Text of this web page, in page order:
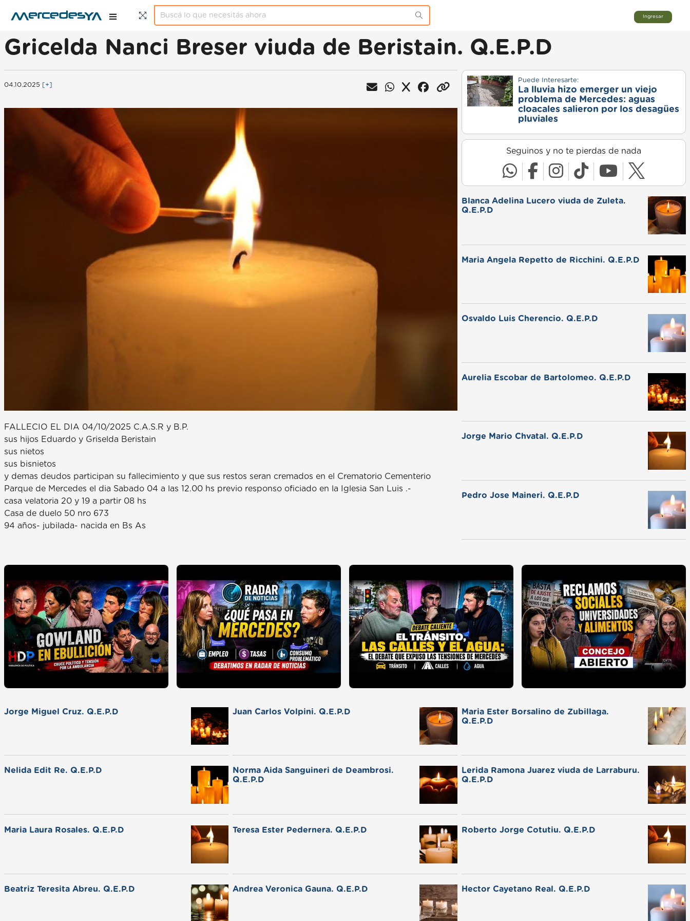
Ingresar
Gricelda Nanci Breser viuda de Beristain. Q.E.P.D
04.10.2025 [+]
FALLECIO EL DIA 04/10/2025 C.A.S.R y B.P.
sus hijos Eduardo y Griselda Beristain
sus nietos
sus bisnietos
y demas deudos participan su fallecimiento y que sus restos seran cremados en el Crematorio Cementerio
Parque de Mercedes el dia Sabado 04 a las 12.00 hs previo responso oficiado en la Iglesia San Luis .-
casa velatoria 20 y 19 a partir 08 hs
Casa de duelo 50 nro 673
94 años- jubilada- nacida en Bs As
Puede Interesarte:
La lluvia hizo emerger un viejo
problema de Mercedes: aguas
cloacales salieron por los desagües
pluviales
Seguinos y no te pierdas de nada
Blanca Adelina Lucero viuda de Zuleta.
Q.E.P.D
Maria Angela Repetto de Ricchini. Q.E.P.D
Osvaldo Luis Cherencio. Q.E.P.D
Aurelia Escobar de Bartolomeo. Q.E.P.D
Jorge Mario Chvatal. Q.E.P.D
Pedro Jose Maineri. Q.E.P.D
Jorge Miguel Cruz. Q.E.P.D Juan Carlos Volpini. Q.E.P.D
Maria Ester Borsalino de Zubillaga.
Q.E.P.D
Nelida Edit Re. Q.E.P.D
Norma Aida Sanguineri de Deambrosi.
Q.E.P.D
Lerida Ramona Juarez viuda de Larraburu.
Q.E.P.D
Maria Laura Rosales. Q.E.P.D Teresa Ester Pedernera. Q.E.P.D Roberto Jorge Cotutiu. Q.E.P.D
Beatriz Teresita Abreu. Q.E.P.D Andrea Veronica Gauna. Q.E.P.D Hector Cayetano Real. Q.E.P.D